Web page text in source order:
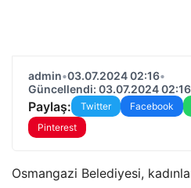
admin•03.07.2024 02:16•
Güncellendi: 03.07.2024 02:16
Paylaş: Twitter Facebook
Pinterest
Osmangazi Belediyesi,